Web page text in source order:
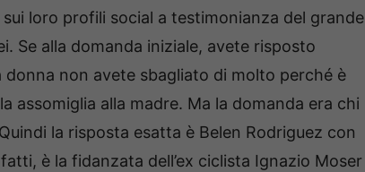
loro profili social a testimonianza del grande
Se alla domanda iniziale, avete risposto
non avete sbagliato di molto perché è
assomiglia alla madre. Ma la domanda era chi
la risposta esatta è Belen Rodriguez con
è la fidanzata dell’ex ciclista Ignazio Moser